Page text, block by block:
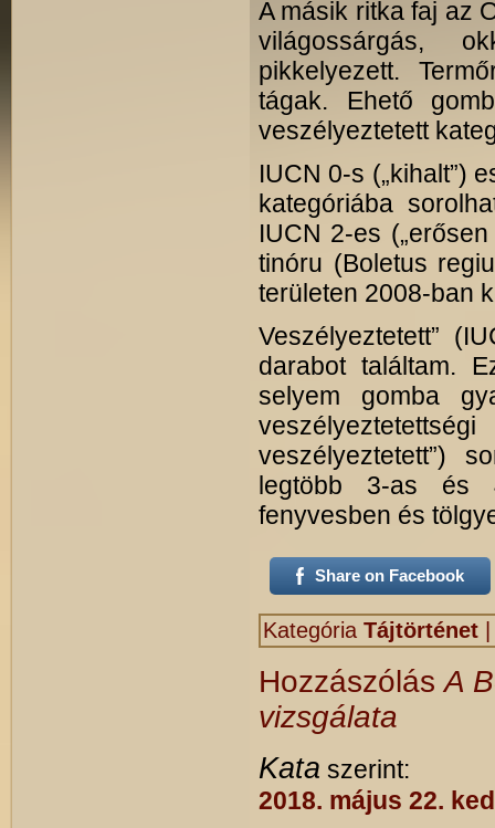
A másik ritka faj az
világossárgás,
pikkelyezett.
tágak. Ehető
veszélyeztetett
IUCN 0-s („kihalt”)
kategóriába
IUCN 2-es
tinóru (Boletus
területen 2008-ban
Veszélyeztetett”
darabot találtam.
selyem gomba
veszélyeztetett”)
legtöbb 3-as és
fenyvesben és
Share on Facebook
Kategória Tájtörténet
HozzászólásA
vizsgálata
Kata szerint:
2018. május 22.